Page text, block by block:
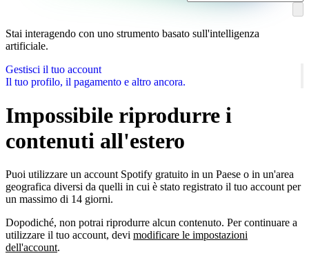
Stai interagendo con uno strumento basato sull'intelligenza
artificiale.
Gestisci il tuo account
Il tuo profilo, il pagamento e altro ancora.
Impossibile riprodurre i
contenuti all'estero
Puoi utilizzare un account Spotify gratuito in un Paese o in un'area
geografica diversi da quelli in cui è stato registrato il tuo account per
un massimo di 14 giorni.
Dopodiché, non potrai riprodurre alcun contenuto. Per continuare a
utilizzare il tuo account, devi modificare le impostazioni
dell'account.